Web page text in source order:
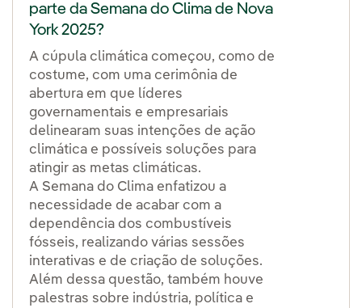
parte da Semana do Clima de Nova
York 2025?
A cúpula climática começou, como de
costume, com uma cerimônia de
abertura em que líderes
governamentais e empresariais
delinearam suas intenções de ação
climática e possíveis soluções para
atingir as metas climáticas.
A Semana do Clima enfatizou a
necessidade de acabar com a
dependência dos combustíveis
fósseis, realizando várias sessões
interativas e de criação de soluções.
Além dessa questão, também houve
palestras sobre indústria, política e